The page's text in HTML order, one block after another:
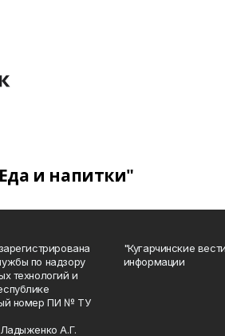
и напитки"
по надзору
технологий и
номер ПИ № ТУ
А.Г.
"Кугарчинские
информации